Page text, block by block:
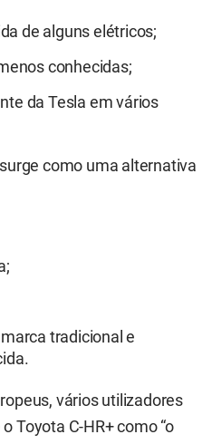
de alguns elétricos;
conhecidas;
da Tesla em vários
como uma alternativa
tradicional e
vários utilizadores
Toyota C-HR+ como “o